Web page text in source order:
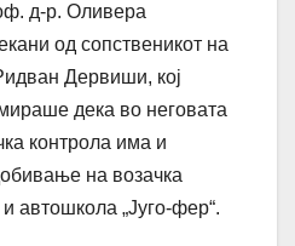
д-р. Оливера
од сопственикот на
Дервиши, кој
дека во неговата
контрола има и
на возачка
автошкола „Југо-фер“.